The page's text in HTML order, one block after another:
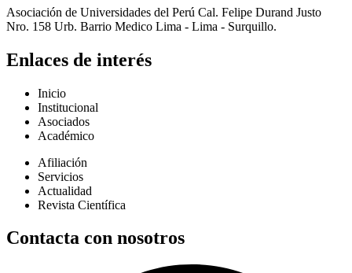
Asociación de Universidades del Perú Cal. Felipe Durand Justo
Nro. 158 Urb. Barrio Medico Lima - Lima - Surquillo.
Enlaces de interés
Inicio
Institucional
Asociados
Académico
Afiliación
Servicios
Actualidad
Revista Científica
Contacta con nosotros